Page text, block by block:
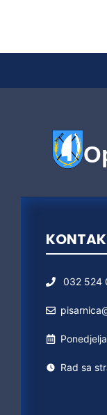
032 524
Rad sa